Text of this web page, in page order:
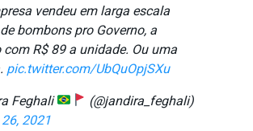
vendeu em larga escala
bombons pro Governo, a
R$ 89 a unidade. Ou uma
pic.twitter.com/UbQuOpjSXu
Feghali
(@jandira_feghali)
2021